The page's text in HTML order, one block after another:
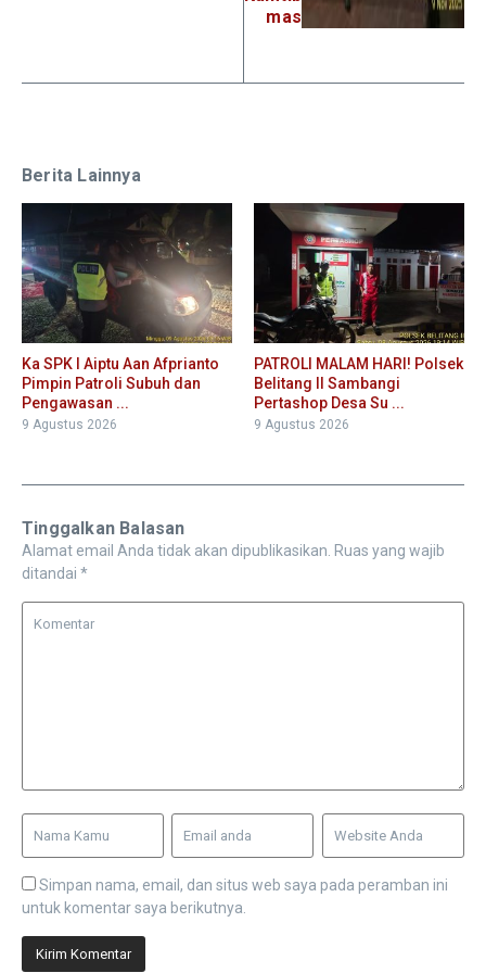
mas
Berita Lainnya
Ka SPK I Aiptu Aan Afprianto
Pimpin Patroli Subuh dan
Pengawasan ...
9 Agustus 2026
PATROLI MALAM HARI! Polsek
Belitang II Sambangi
Pertashop Desa Su ...
9 Agustus 2026
Tinggalkan Balasan
Alamat email Anda tidak akan dipublikasikan. Ruas yang wajib
ditandai *
Simpan nama, email, dan situs web saya pada peramban ini
untuk komentar saya berikutnya.